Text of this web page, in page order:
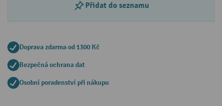
Přidat do seznamu
Doprava zdarma od 1300 Kč
Bezpečná ochrana dat
Osobní poradenství při nákupu